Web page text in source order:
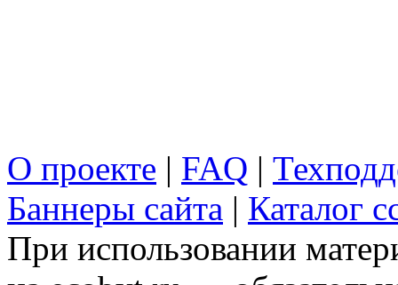
О проекте | FAQ |
Баннеры сайта | Каталог
При использовании